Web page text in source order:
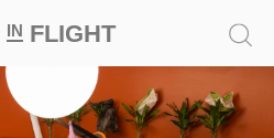
INFLIGHT